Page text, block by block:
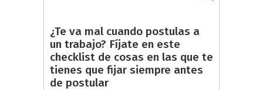
¿Te va mal cuando postulas a
un trabajo? Fíjate en este
checklist de cosas en las que te
tienes que fijar siempre antes
de postular